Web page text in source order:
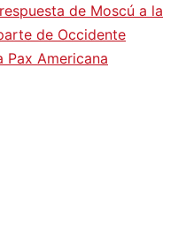
de Moscú a la
de Occidente
Pax Americana